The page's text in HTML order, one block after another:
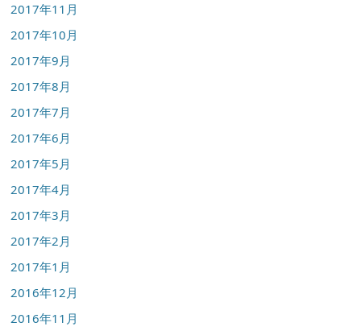
2017年11月
2017年10月
2017年9月
2017年8月
2017年7月
2017年6月
2017年5月
2017年4月
2017年3月
2017年2月
2017年1月
2016年12月
2016年11月